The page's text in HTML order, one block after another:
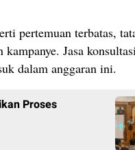
pertemuan terbatas,
Jasa
dalam anggaran ini.
Proses